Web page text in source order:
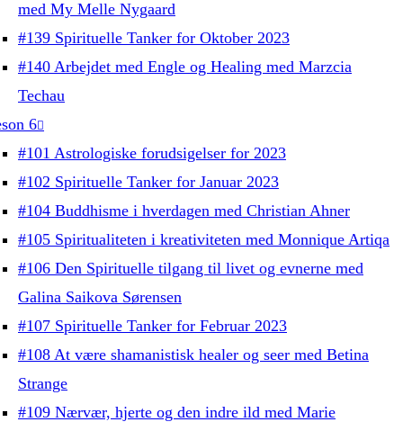
med My Melle Nygaard
#139 Spirituelle Tanker for Oktober 2023
#140 Arbejdet med Engle og Healing med Marzcia
Techau
6
#101 Astrologiske forudsigelser for 2023
#102 Spirituelle Tanker for Januar 2023
#104 Buddhisme i hverdagen med Christian Ahner
#105 Spiritualiteten i kreativiteten med Monnique Artiqa
#106 Den Spirituelle tilgang til livet og evnerne med
Galina Saikova Sørensen
#107 Spirituelle Tanker for Februar 2023
#108 At være shamanistisk healer og seer med Betina
Strange
#109 Nærvær, hjerte og den indre ild med Marie